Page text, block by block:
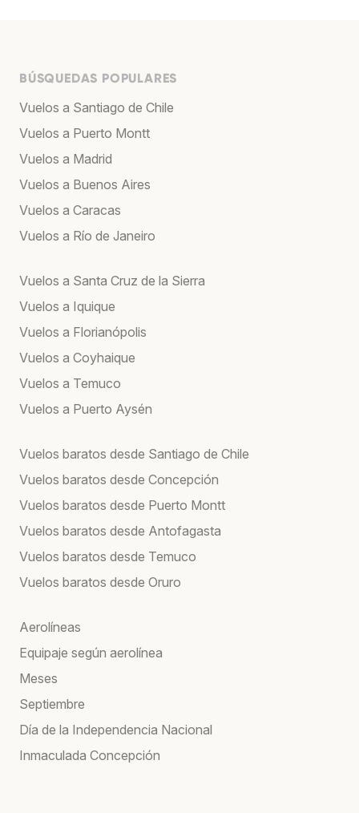
BÚSQUEDAS POPULARES
Vuelos a Santiago de Chile
Vuelos a Puerto Montt
Vuelos a Madrid
Vuelos a Buenos Aires
Vuelos a Caracas
Vuelos a Río de Janeiro
Vuelos a Santa Cruz de la Sierra
Vuelos a Iquique
Vuelos a Florianópolis
Vuelos a Coyhaique
Vuelos a Temuco
Vuelos a Puerto Aysén
Vuelos baratos desde Santiago de Chile
Vuelos baratos desde Concepción
Vuelos baratos desde Puerto Montt
Vuelos baratos desde Antofagasta
Vuelos baratos desde Temuco
Vuelos baratos desde Oruro
Aerolíneas
Equipaje según aerolínea
Meses
Septiembre
Día de la Independencia Nacional
Inmaculada Concepción